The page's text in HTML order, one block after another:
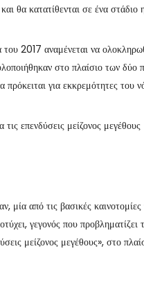
θα κατατίθενται σε ένα
του 2017 αναμένεται να
στο πλαίσιο των
πρόκειται για εκκρεμότητες
επενδύσεις μείζονος μεγέθους
μία από τις βασικές
γεγονός που
μείζονος μεγέθους», στο